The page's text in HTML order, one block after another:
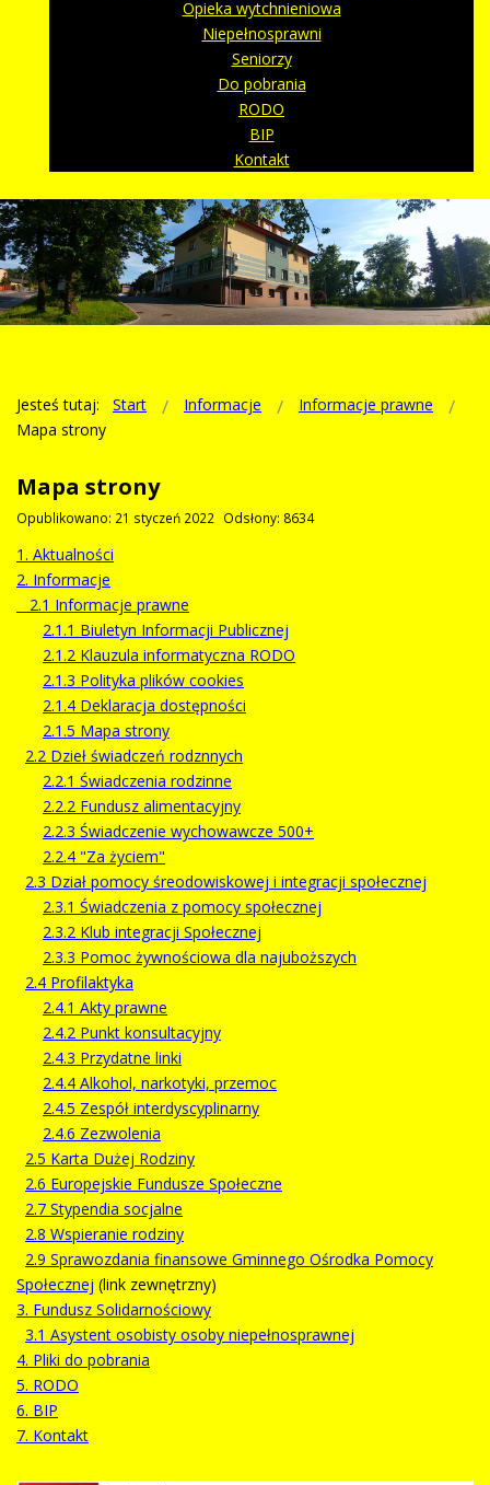
Opieka wytchnieniowa
Niepełnosprawni
Seniorzy
Do pobrania
RODO
BIP
Kontakt
Jesteś tutaj: Start Informacje
Informacje prawne
Mapa strony
Mapa strony
Opublikowano: 21 styczeń 2022 Odsłony: 8634
1. Aktualności
2. Informacje
2.1 Informacje prawne
2.1.1 Biuletyn Informacji Publicznej
2.1.2 Klauzula informatyczna RODO
2.1.3 Polityka plików cookies
2.1.4 Deklaracja dostępności
2.1.5 Mapa strony
2.2 Dzieł świadczeń rodznnych
2.2.1 Świadczenia rodzinne
2.2.2 Fundusz alimentacyjny
2.2.3 Świadczenie wychowawcze 500+
2.2.4 "Za życiem"
2.3 Dział pomocy śreodowiskowej i integracji społecznej
2.3.1 Świadczenia z pomocy społecznej
2.3.2 Klub integracji Społecznej
2.3.3 Pomoc żywnościowa dla najuboższych
2.4 Profilaktyka
2.4.1 Akty prawne
2.4.2 Punkt konsultacyjny
2.4.3 Przydatne linki
2.4.4 Alkohol, narkotyki, przemoc
2.4.5 Zespół interdyscyplinarny
2.4.6 Zezwolenia
2.5 Karta Dużej Rodziny
2.6 Europejskie Fundusze Społeczne
2.7 Stypendia socjalne
2.8 Wspieranie rodziny
2.9 Sprawozdania finansowe Gminnego Ośrodka Pomocy
Społecznej (link zewnętrzny)
3. Fundusz Solidarnościowy
3.1 Asystent osobisty osoby niepełnosprawnej
4. Pliki do pobrania
5. RODO
6. BIP
7. Kontakt